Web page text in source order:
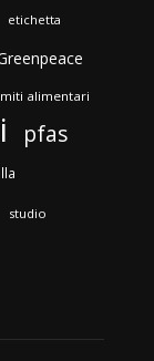
etichetta
miti alimentari
pfas
studio